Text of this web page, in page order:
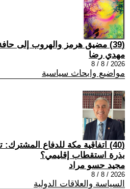
(39) مضيق هرمز والهروب إلى حافة الهاوية
مهدي رضا
2026 / 8 / 8
مواضيع وابحاث سياسية
(40) اتفاقية مكة للدفاع
بذرة استقطاب إقليمي؟
مجيد حسو مراد
2026 / 8 / 8
السياسة والعلاقات الدولية